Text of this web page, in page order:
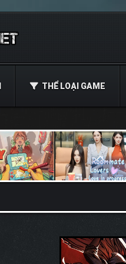
THỂ LOẠI GAME